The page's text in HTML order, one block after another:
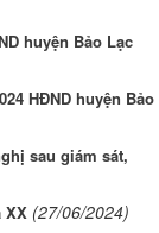
huyện Bảo Lạc
HĐND huyện Bảo
sau giám sát,
XX (27/06/2024)